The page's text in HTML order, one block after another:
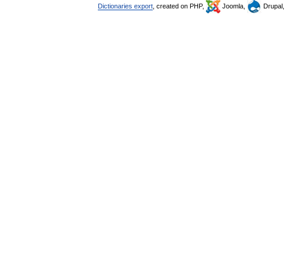
Dictionaries export , created on PHP, Joomla, Drupal,